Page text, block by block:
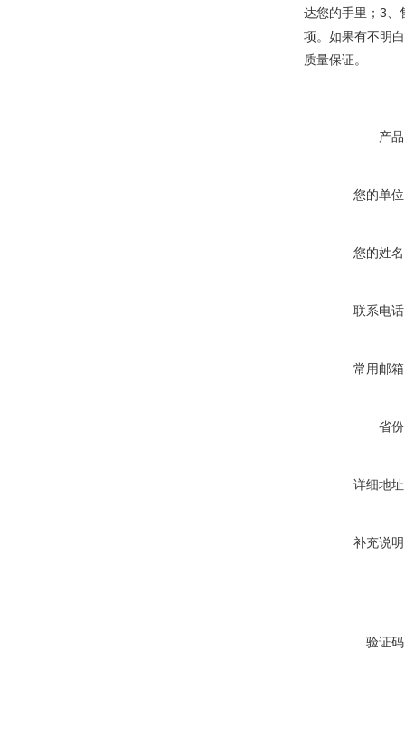
达您的手里；3、
项。如果有不明
质量保证。
产
您的单
您的姓
联系电
常用邮
省
详细地
补充说
验证